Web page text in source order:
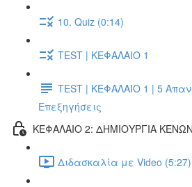
10. Quiz (0:14)
TEST | ΚΕΦΑΛΑΙΟ 1
TEST | ΚΕΦΑΛΑΙΟ 1 | 5
Επεξηγήσεις
ΚΕΦΑΛΑΙΟ 2: ΔΗΜΙΟΥΡΓΙΑ
Διδασκαλία με Video (5:27)